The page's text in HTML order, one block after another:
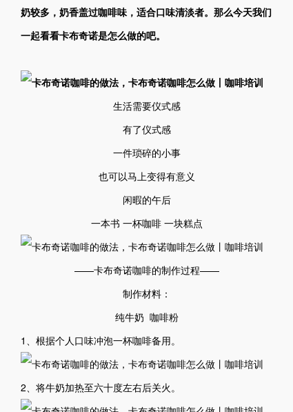
奶较多，奶香盖过咖啡味，适合口味清淡者。那么今天我们
一起看看卡布奇诺是怎么做的吧。
生活需要仪式感
有了仪式感
一件琐碎的小事
也可以马上变得有意义
闲暇的午后
一本书 一杯咖啡 一块糕点
——卡布奇诺咖啡的制作过程——
制作材料：
纯牛奶 咖啡粉
1、根据个人口味冲泡一杯咖啡备用。
2、将牛奶加热至六十度左右后关火。